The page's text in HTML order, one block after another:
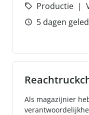
Productie
5 dagen
Als magazijnier